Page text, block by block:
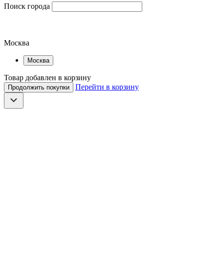
Поиск города
Москва
Москва
Товар добавлен в корзину
Продолжить покупки Перейти в корзину